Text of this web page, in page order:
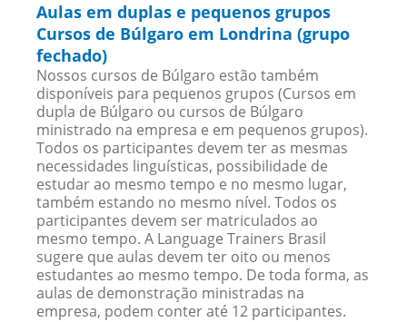
Aulas em duplas e pequenos grupos
Cursos de Búlgaro em Londrina (grupo
fechado)
Nossos cursos de Búlgaro estão também
disponíveis para pequenos grupos (Cursos em
dupla de Búlgaro ou cursos de Búlgaro
ministrado na empresa e em pequenos grupos).
Todos os participantes devem ter as mesmas
necessidades linguísticas, possibilidade de
estudar ao mesmo tempo e no mesmo lugar,
também estando no mesmo nível. Todos os
participantes devem ser matriculados ao
mesmo tempo. A Language Trainers Brasil
sugere que aulas devem ter oito ou menos
estudantes ao mesmo tempo. De toda forma, as
aulas de demonstração ministradas na
empresa, podem conter até 12 participantes.